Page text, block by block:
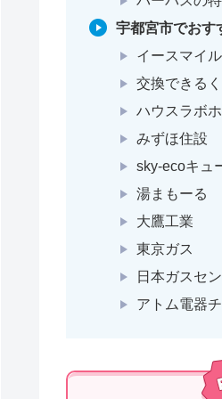
宇都宮市でおす
イースマイル
交換できる
ハウスラボ
みずほ住設
sky-ecoキュ
湯まもーる
大鷹工業
東京ガス
日本ガスセ
アトム電器